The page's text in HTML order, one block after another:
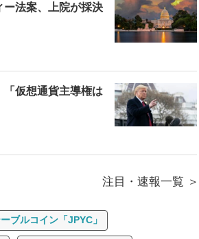
法案、上院が採決
「仮想通貨主導権は
注目・速報一覧
ブルコイン「JPYC」